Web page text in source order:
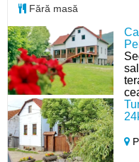
Fără masă